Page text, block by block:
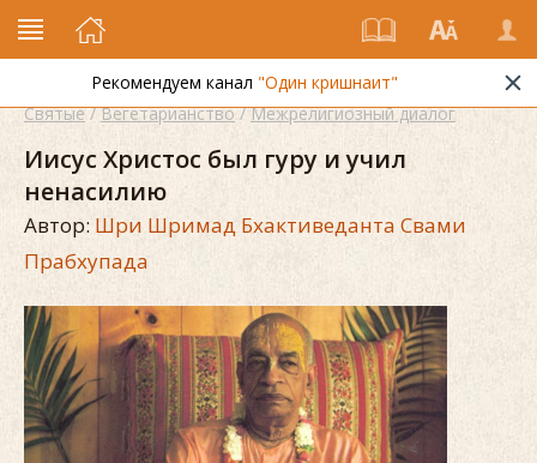
Рекомендуем канал "Один кришнаит"
Святые/Вегетарианство/Межрелигиозный диалог
Иисус Христос был гуру и учил
ненасилию
Автор: Шри Шримад Бхактиведанта Свами
Прабхупада